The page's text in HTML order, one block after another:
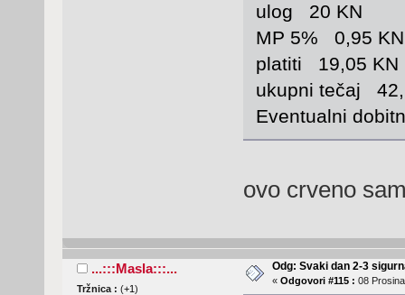
ulog 20 KN
MP 5% 0,95 KN
platiti 19,05 KN
ukupni tečaj
Eventualni
ovo crveno
...:::Masla:::...
Tržnica : (+1)
Odg: Svaki dan 2-3
« Odgovori #115 : 08